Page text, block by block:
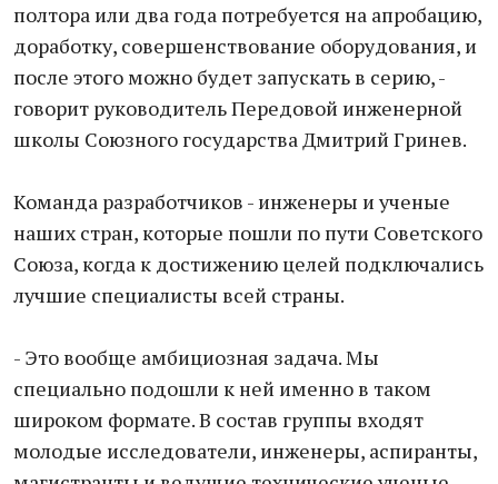
полтора или два года потребуется на апробацию,
доработку, совершенствование оборудования, и
после этого можно будет запускать в серию, -
говорит руководитель Передовой инженерной
школы Союзного государства Дмитрий Гринев.
Команда разработчиков - инженеры и ученые
наших стран, которые пошли по пути Советского
Союза, когда к достижению целей подключались
лучшие специалисты всей страны.
- Это вообще амбициозная задача. Мы
специально подошли к ней именно в таком
широком формате. В состав группы входят
молодые исследователи, инженеры, аспиранты,